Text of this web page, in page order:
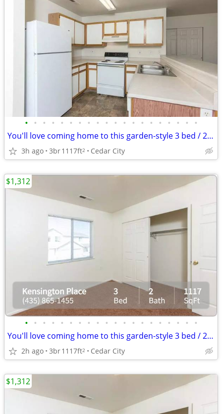
• • • • • • • • • • • • • • • • • • • •
You'll love coming home to this garden-style 3 bed / 2 bath!
3h ago 3br1117ft2 Cedar City
• • • • • • • • • • • • • • • • • • • •
You'll love coming home to this garden-style 3 bed / 2 bath!
2h ago 3br1117ft2 Cedar City
$1,312
$1,312